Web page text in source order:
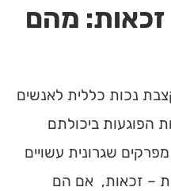
זכאות: מהם
נכות כללית לאנשים
הפוגעות ביכולתם
שגרונית עשויים
– זכאות, אם הם